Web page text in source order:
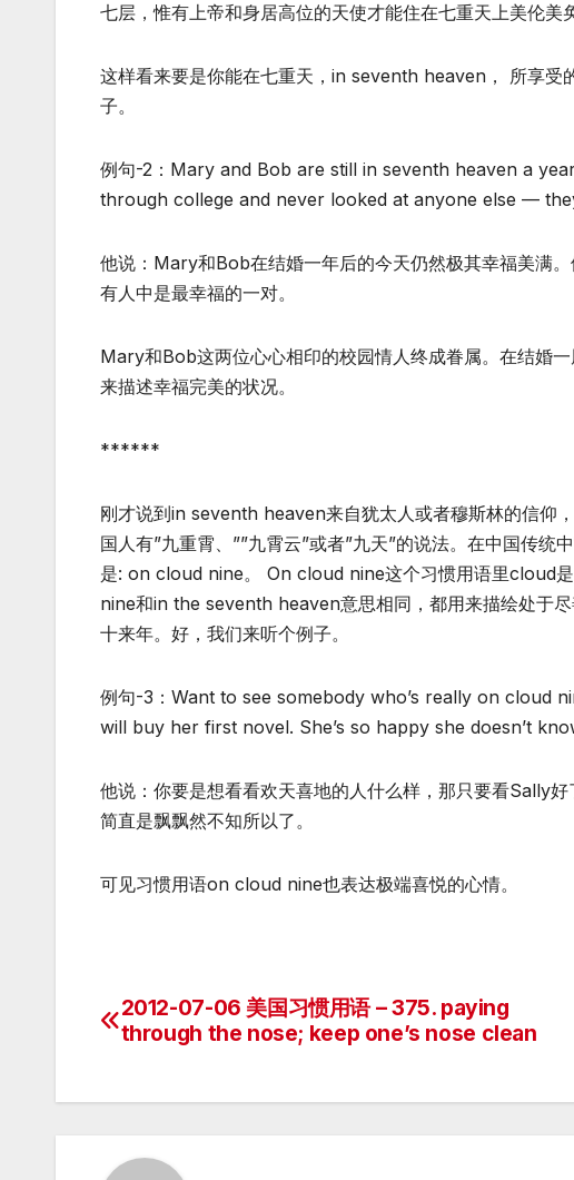
七层，惟有上帝和身居高位的天使才能住在七重天上美伦美
这样看来要是你能在七重天，in seventh heaven， 所享
子。
例句-2：Mary and Bob are still in seventh heaven a
through college and never looked at anyone else —
他说：Mary和Bob在结婚一年后的今天仍然极其幸福美满
有人中是最幸福的一对。
Mary和Bob这两位心心相印的校园情人终成眷属。在结婚
来描述幸福完美的状况。
******
刚才说到in seventh heaven来自犹太人或者穆斯林的信仰
国人有”九重霄、””九霄云”或者”九天”的说法。在中国传
是: on cloud nine。 On cloud nine这个习惯用语里cloud
nine和in the seventh heaven意思相同，都用来描绘处于
十来年。好，我们来听个例子。
例句-3：Want to see somebody who’s really on cloud
will buy her first novel. She’s so happy she doesn’t
他说：你要是想看看欢天喜地的人什么样，那只要看Sally
简直是飘飘然不知所以了。
可见习惯用语on cloud nine也表达极端喜悦的心情。
Post
2012-07-06 美国习惯用语 – 375. paying
through the nose; keep one’s nose clean